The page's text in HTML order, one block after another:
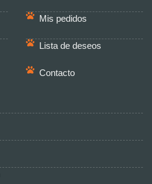
Mis pedidos
Lista de deseos
Contacto